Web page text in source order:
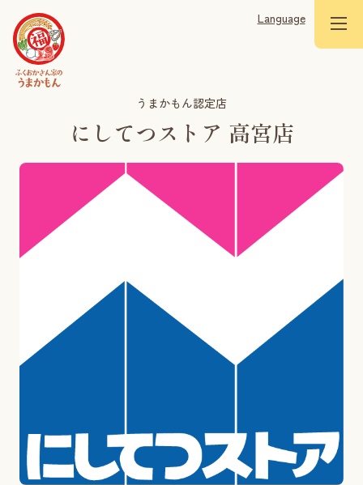
Language
うまかもん認定店
にしてつストア 高宮店